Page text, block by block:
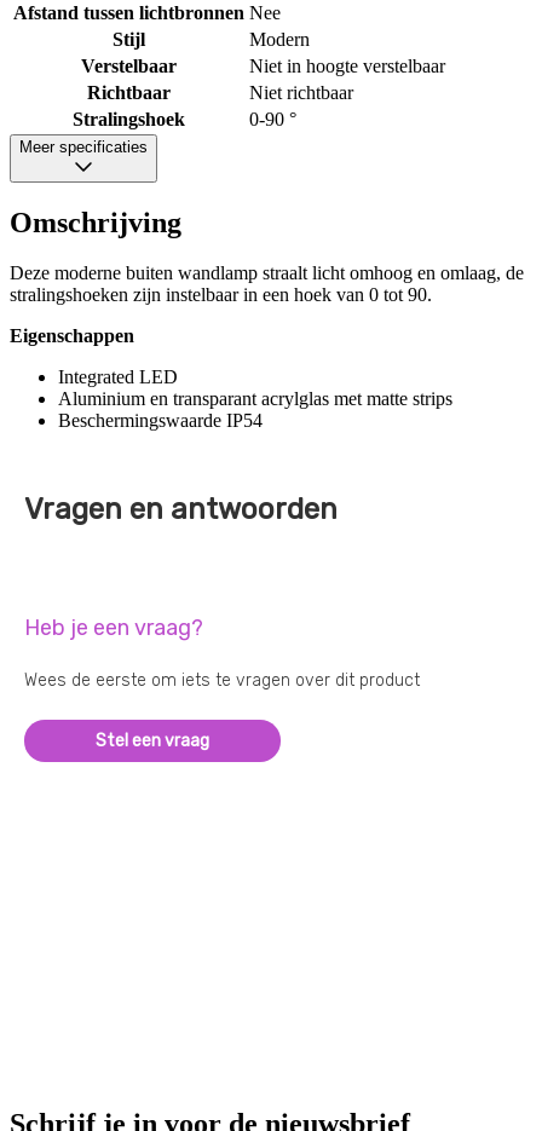
Afstand tussen lichtbronnen Nee
Stijl
Modern
Verstelbaar
Niet in hoogte verstelbaar
Richtbaar
Niet richtbaar
Stralingshoek
0-90 °
Meer specificaties
Omschrijving
Deze moderne buiten wandlamp straalt licht omhoog en omlaag, de
stralingshoeken zijn instelbaar in een hoek van 0 tot 90.
Eigenschappen
Integrated LED
Aluminium en transparant acrylglas met matte strips
Beschermingswaarde IP54
Vragen en antwoorden
Heb je een vraag?
Wees de eerste om iets te vragen over dit product
Stel een vraag
Schrijf je in voor de nieuwsbrief